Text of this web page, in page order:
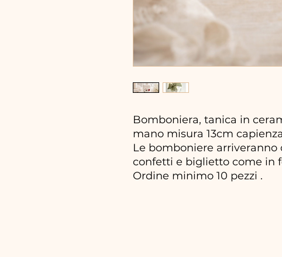
Bomboniera, tanica in
mano misura 13cm
Le bomboniere arriveranno
confetti e biglietto come in
Ordine minimo 10 pezzi .